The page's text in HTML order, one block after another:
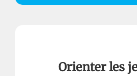
Orienter les